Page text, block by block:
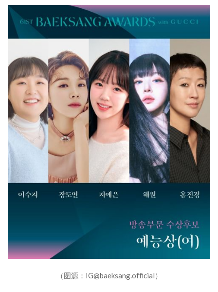
（图源：IG@baeksang.official）